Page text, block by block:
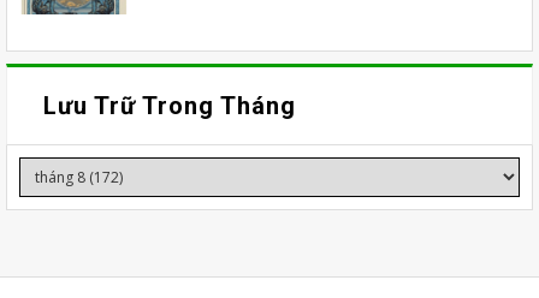
Lưu Trữ Trong Tháng